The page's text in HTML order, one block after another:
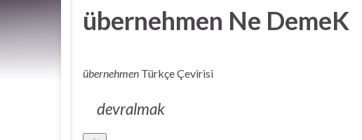
übernehmen Ne DemeK
übernehmen Türkçe Çevirisi
devralmak